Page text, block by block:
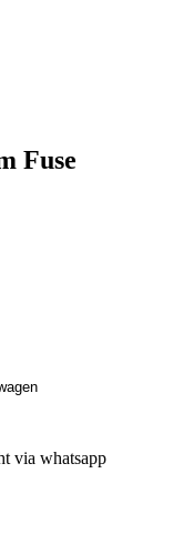
Fuse
via whatsapp